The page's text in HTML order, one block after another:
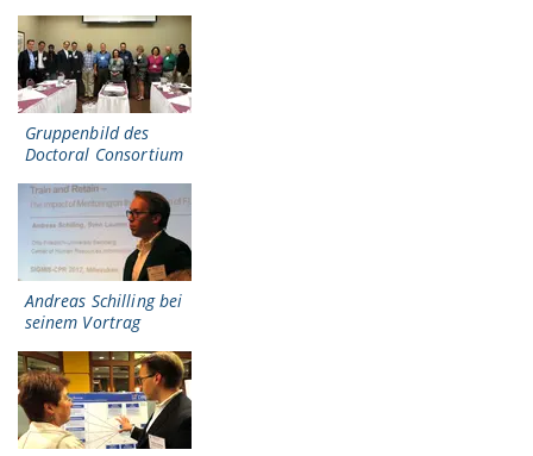
Gruppenbild des
Doctoral Consortium
Andreas Schilling bei
seinem Vortrag